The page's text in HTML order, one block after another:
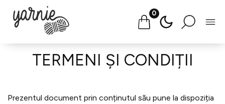
Salt
0
TERMENI ȘI CONDIȚII
Prezentul document prin conținutul său pune la dispoziția